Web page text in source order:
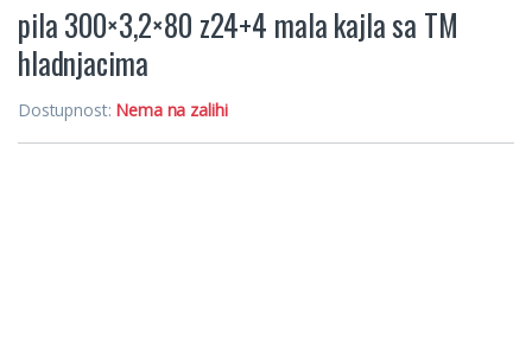
pila 300×3,2×80 z24+4 mala kajla sa TM
hladnjacima
Dostupnost: Nema na zalihi